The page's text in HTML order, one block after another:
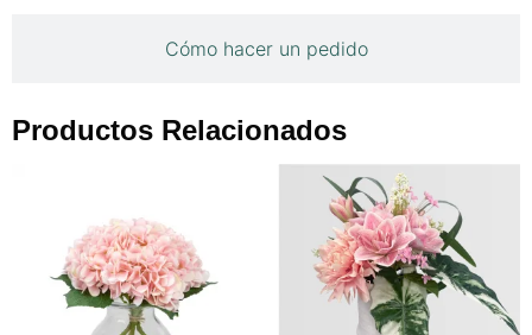
Cómo hacer un pedido
Productos Relacionados